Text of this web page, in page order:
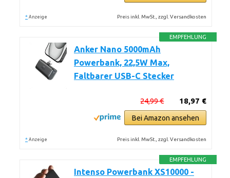
* Anzeige Preis inkl. MwSt., zzgl. Versandkosten
EMPFEHLUNG
Anker Nano 5000mAh
Powerbank, 22,5W Max,
Faltbarer USB-C Stecker
18,97 €
24,99 €
Bei Amazon ansehen
* Anzeige Preis inkl. MwSt., zzgl. Versandkosten
EMPFEHLUNG
Intenso Powerbank XS10000 -